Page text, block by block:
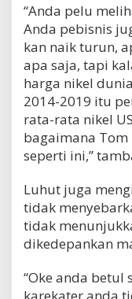
“Anda pelu
Anda pebisnis
kan naik turun,
apa saja, tapi
harga nikel
2014-2019 itu
rata-rata nikel
bagaimana
seperti ini,”
Luhut juga
tidak
tidak
dikedepankan
“Oke anda